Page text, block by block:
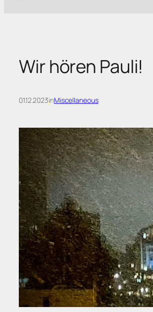
Wir hören Pauli!
01.12.2023inMiscellaneous